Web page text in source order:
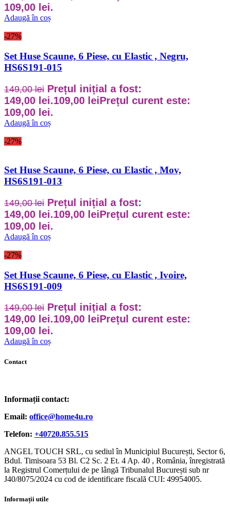
109,00 lei.
Adaugă în coș
-27%
Set Huse Scaune, 6 Piese, cu Elastic , Negru,
HS6S191-015
149,00lei Prețul inițial a fost:
149,00 lei.109,00 leiPrețul curent este:
109,00 lei.
Adaugă în coș
-27%
Set Huse Scaune, 6 Piese, cu Elastic , Mov,
HS6S191-013
149,00lei Prețul inițial a fost:
149,00 lei.109,00 leiPrețul curent este:
109,00 lei.
Adaugă în coș
-27%
Set Huse Scaune, 6 Piese, cu Elastic , Ivoire,
HS6S191-009
149,00lei Prețul inițial a fost:
149,00 lei.109,00 leiPrețul curent este:
109,00 lei.
Adaugă în coș
Contact
Informații contact:
Email: office@home4u.ro
Telefon: +40720.855.515
ANGEL TOUCH SRL, cu sediul în Municipiul București, Sector 6,
Bdul. Timisoara 53 Bl. C2 Sc. 2 Et. 4 Ap. 40 , România, înregistrată
la Registrul Comerțului de pe lângă Tribunalul București sub nr
J40/8075/2024 cu cod de identificare fiscală CUI: 49954005.
Informații utile